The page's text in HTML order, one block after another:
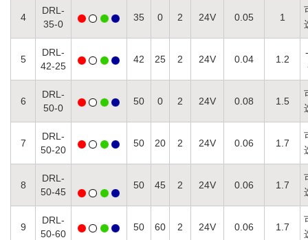
4
DRL-
35-0
35 0 2 24V 0.05 1
5
DRL-
42-25
42 25 2 24V 0.04 1.2
6
DRL-
50-0
50 0 2 24V 0.08 1.5
7
DRL-
50-20
50 20 2 24V 0.06 1.7
8
DRL-
50-45
50 45 2 24V 0.06 1.7
9
DRL-
50-60
50 60 2 24V 0.06 1.7